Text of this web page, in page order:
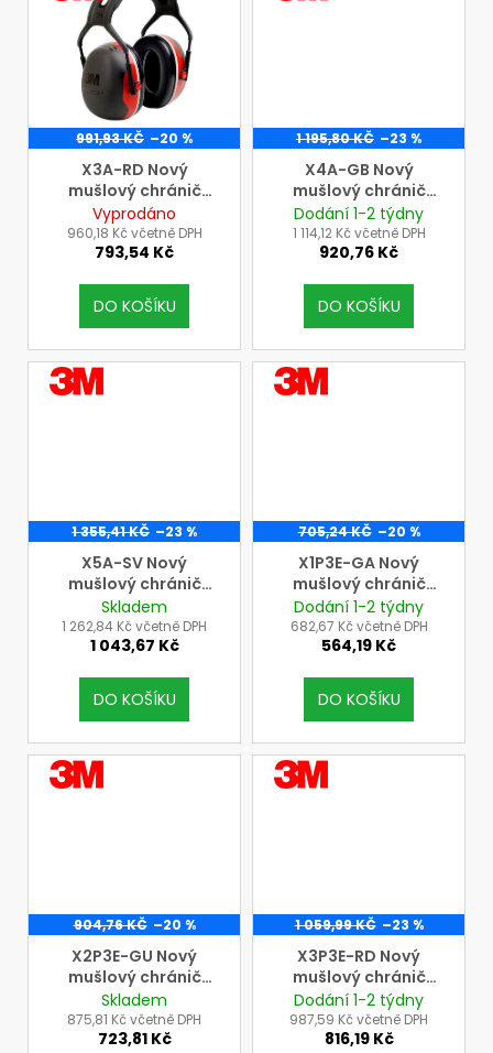
991,93 KČ –20 %
X3A-RD Nový
mušlový chránič
sluchu 3M Peltor s
náhlavním páskem
Vyprodáno
960,18 Kč včetně DPH
793,54 Kč
DO KOŠÍKU
1 195,80 KČ –23 %
X4A-GB Nový
mušlový chránič
sluchu 3M Peltor s
náhlavním páskem
Dodání 1-2 týdny
1 114,12 Kč včetně DPH
920,76 Kč
DO KOŠÍKU
VÝROBCE
3M
1 355,41 KČ –23 %
X5A-SV Nový
mušlový chránič
sluchu 3M Peltor s
náhlavním páskem
Skladem
1 262,84 Kč včetně DPH
1 043,67 Kč
DO KOŠÍKU
VÝROBCE
3M
705,24 KČ –20 %
X1P3E-GA Nový
mušlový chránič
sluchu 3M Peltor
X1P3E-GA s úchytem
P3E na přilbu
Dodání 1-2 týdny
682,67 Kč včetně DPH
564,19 Kč
DO KOŠÍKU
VÝROBCE
3M
904,76 KČ –20 %
X2P3E-GU Nový
mušlový chránič
sluchu 3M Peltor s
úchytem P3E na
přilbu
Skladem
875,81 Kč včetně DPH
723,81 Kč
VÝROBCE
3M
1 059,99 KČ –23 %
X3P3E-RD Nový
mušlový chránič
sluchu 3M Peltor s
dielektrickým
úchytem P5E na
Dodání 1-2 týdny
987,59 Kč včetně DPH
816,19 Kč